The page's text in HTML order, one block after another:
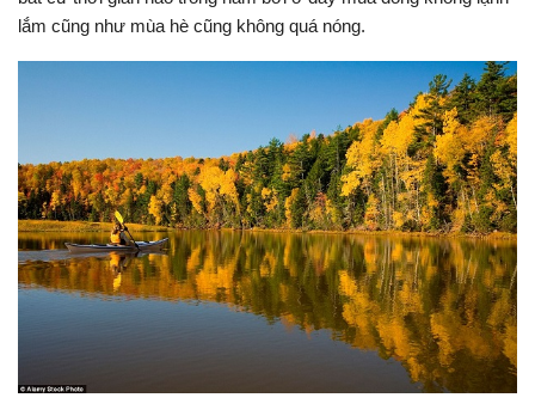
lắm cũng như mùa hè cũng không quá nóng.